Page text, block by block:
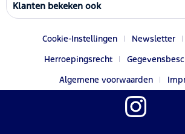
Klanten bekeken ook
Cookie-Instellingen Newsletter
Herroepingsrecht
Algemene voorwaarden